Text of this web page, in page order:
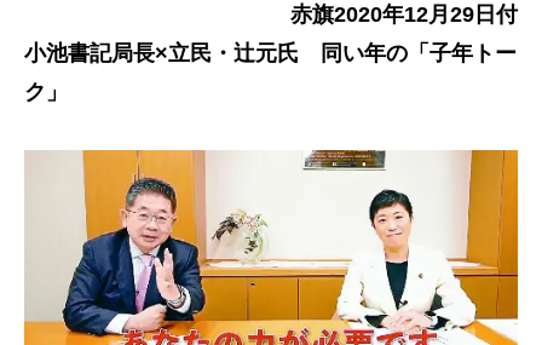
赤旗2020年12月29日付
小池書記局長×立民・辻元氏 同い年の「子年トー
ク」